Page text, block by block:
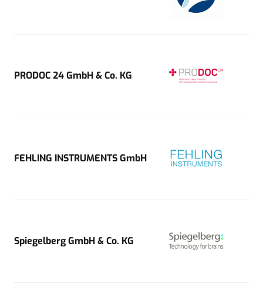
PRODOC 24 GmbH & Co. KG
FEHLING INSTRUMENTS GmbH
Spiegelberg GmbH & Co. KG